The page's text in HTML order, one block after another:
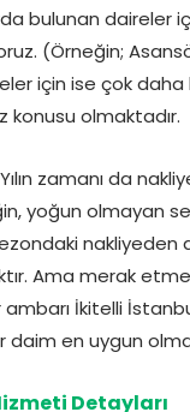
bulunan daireler
(Örneğin;
için ise çok
konusu olmaktadır.
Yılın zamanı da
yoğun olmayan
nakliyeden
Ama merak
ambarı İkitelli
daim en uygun
Detayları